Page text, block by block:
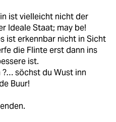
ist vielleicht nicht der
Ideale Staat; may be!
ist erkennbar nicht in Sicht
die Flinte erst dann ins
ist.
?… söchst du Wust inn
Buur!